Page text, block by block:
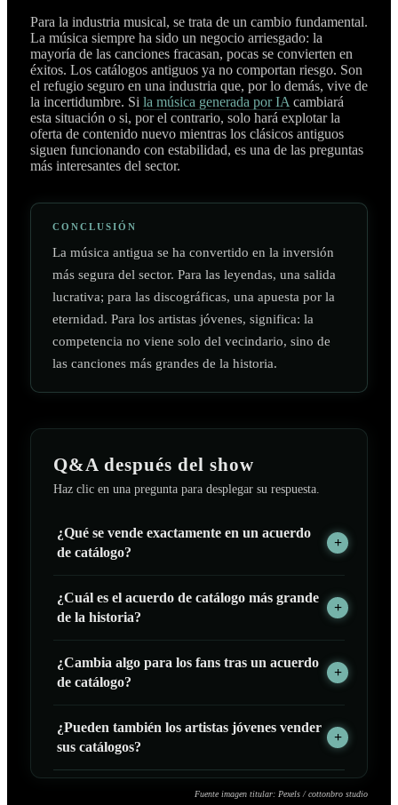
Para la industria musical, se trata de un cambio fundamental.
La música siempre ha sido un negocio arriesgado: la
mayoría de las canciones fracasan, pocas se convierten en
éxitos. Los catálogos antiguos ya no comportan riesgo. Son
el refugio seguro en una industria que, por lo demás, vive de
la incertidumbre. Si la música generada por IA cambiará
esta situación o si, por el contrario, solo hará explotar la
oferta de contenido nuevo mientras los clásicos antiguos
siguen funcionando con estabilidad, es una de las preguntas
más interesantes del sector.
CONCLUSIÓN
La música antigua se ha convertido en la inversión
más segura del sector. Para las leyendas, una salida
lucrativa; para las discográficas, una apuesta por la
eternidad. Para los artistas jóvenes, significa: la
competencia no viene solo del vecindario, sino de
las canciones más grandes de la historia.
Q&A después del show
Haz clic en una pregunta para desplegar su respuesta.
¿Qué se vende exactamente en un acuerdo
de catálogo?
¿Cuál es el acuerdo de catálogo más grande
de la historia?
¿Cambia algo para los fans tras un acuerdo
de catálogo?
¿Pueden también los artistas jóvenes vender
sus catálogos?
Fuente imagen titular: Pexels / cottonbro studio